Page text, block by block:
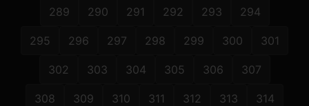
289 290 291 292 293 294
295 296 297 298 299 300 301
302 303 304 305 306 307
308 309 310 311 312 313 314